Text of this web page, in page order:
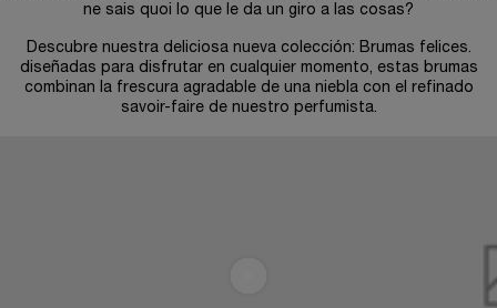
ne sais quoi lo que le da un giro a las cosas?
Descubre nuestra deliciosa nueva colección: Brumas felices.
diseñadas para disfrutar en cualquier momento, estas brumas
combinan la frescura agradable de una niebla con el refinado
savoir-faire de nuestro perfumista.